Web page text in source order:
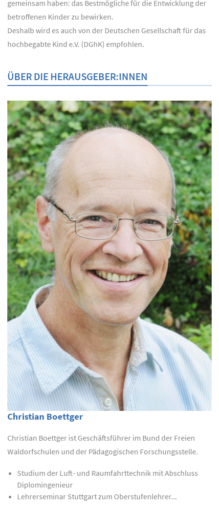
gemeinsam haben: das Bestmögliche für die Entwicklung der
betroffenen Kinder zu bewirken.
Deshalb wird es auch von der Deutschen Gesellschaft für das
hochbegabte Kind e.V. (DGhK) empfohlen.
ÜBER DIE HERAUSGEBER:INNEN
Christian Boettger
Christian Boettger ist Geschäftsführer im Bund der Freien
Waldorfschulen und der Pädagogischen Forschungsstelle.
Studium der Luft- und Raumfahrttechnik mit Abschluss
Diplomingenieur
Lehrerseminar Stuttgart zum Oberstufenlehrer...